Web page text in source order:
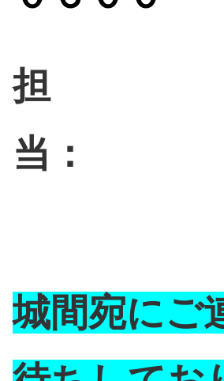
担
当
城間宛にご